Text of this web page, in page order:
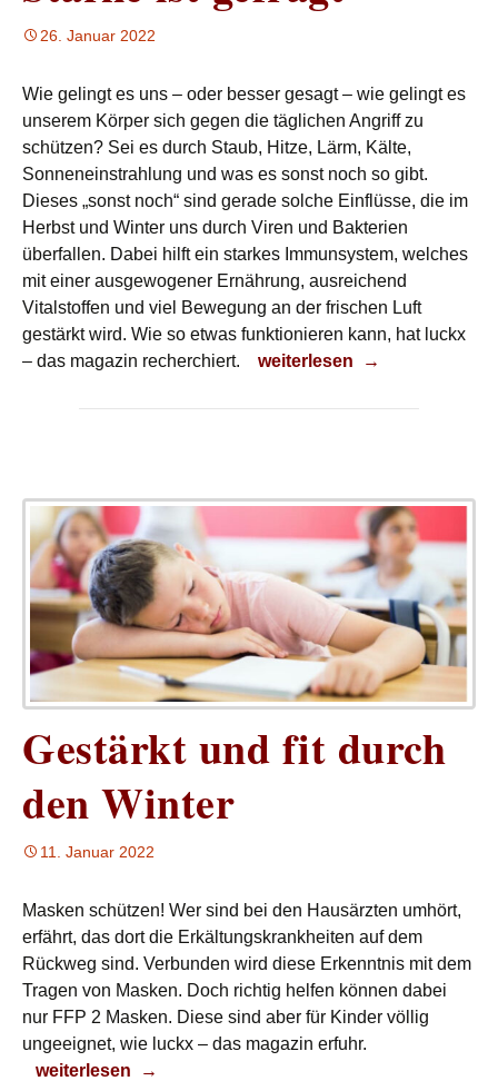
26. Januar 2022
Wie gelingt es uns – oder besser gesagt – wie gelingt es
unserem Körper sich gegen die täglichen Angriff zu
schützen? Sei es durch Staub, Hitze, Lärm, Kälte,
Sonneneinstrahlung und was es sonst noch so gibt.
Dieses „sonst noch“ sind gerade solche Einflüsse, die im
Herbst und Winter uns durch Viren und Bakterien
überfallen. Dabei hilft ein starkes Immunsystem, welches
mit einer ausgewogener Ernährung, ausreichend
Vitalstoffen und viel Bewegung an der frischen Luft
gestärkt wird. Wie so etwas funktionieren kann, hat luckx
– das magazin recherchiert.
Stärke ist gefragt
weiterlesen →
Gestärkt und fit durch
den Winter
11. Januar 2022
Masken schützen! Wer sind bei den Hausärzten umhört,
erfährt, das dort die Erkältungskrankheiten auf dem
Rückweg sind. Verbunden wird diese Erkenntnis mit dem
Tragen von Masken. Doch richtig helfen können dabei
nur FFP 2 Masken. Diese sind aber für Kinder völlig
ungeeignet, wie luckx – das magazin erfuhr.
Gestärkt und fit durch den Winter
weiterlesen →